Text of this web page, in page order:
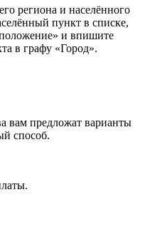
региона и населённого
пункт в списке,
и впишите
в графу «Город».
вам предложат варианты
способ.